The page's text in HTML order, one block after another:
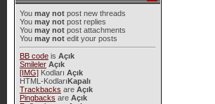
You may notpost new threads
You may notpost replies
You may notpost attachments
You may notedit your posts
BB codeis Açık
Smileler Açık
[IMG]Kodları Açık
HTML-KodlarıKapalı
Trackbacks are Açık
Pingbacks are Açık